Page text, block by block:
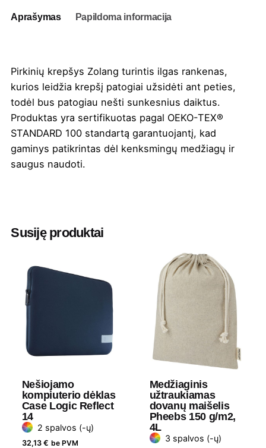
Aprašymas Papildoma informacija
Pirkinių krepšys Zolang turintis ilgas rankenas,
kurios leidžia krepšį patogiai užsidėti ant peties,
todėl bus patogiau nešti sunkesnius daiktus.
Produktas yra sertifikuotas pagal OEKO-TEX®
STANDARD 100 standartą garantuojantį, kad
gaminys patikrintas dėl kenksmingų medžiagų ir
saugus naudoti.
40 cm
Medžiaga Džiutas
Susiję produktai
Nešiojamo
kompiuterio dėklas
Case Logic Reflect
14
2 spalvos (-ų)
32,13 € be PVM
Medžiaginis
užtraukiamas
dovanų maišelis
Pheebs 150 g/m2,
4L
3 spalvos (-ų)